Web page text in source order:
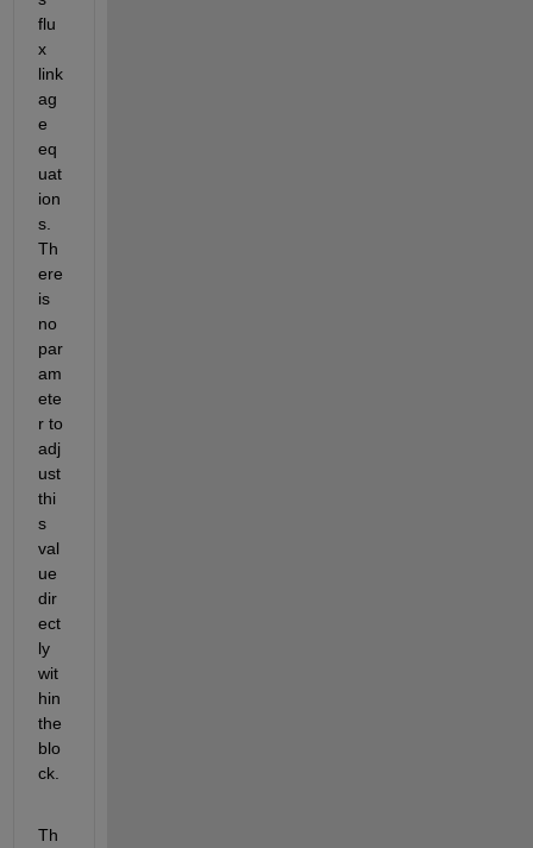
flu
x
link
ag
e
eq
uat
ion
s.
Th
ere
is
no
par
am
ete
r to
adj
ust
thi
s
val
ue
dir
ect
ly
wit
hin
the
blo
ck.
Th